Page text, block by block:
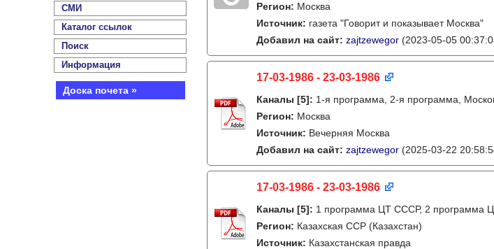
СМИ
Каталог ссылок
Поиск
Информация
Доска почета »
Регион: Москва
Источник: газета "Говорит и показывает Москва"
Добавил на сайт: zajtzewegor (2023-05-05
17-03-1986 - 23-03-1986
Каналы [5]: 1-я программа, 2-я программа,
Регион: Москва
Источник: Вечерняя Москва
Добавил на сайт: zajtzewegor (2025-03-22
17-03-1986 - 23-03-1986
Каналы [5]: 1 программа ЦТ СССР, 2 программа
Регион: Казахская ССР (Казахстан)
Источник: Казахстанская правда